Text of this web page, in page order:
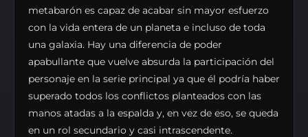
metabarón es capaz de acabar sin mayor esfuerzo
con la vida entera de un planeta e incluso de toda
una galaxia. Hay una diferencia de poder
apabullante que vuelve absurda la participación del
personaje en la serie principal ya que él podría haber
superado todos los conflictos planteados con las
manos atadas a la espalda y, en vez de eso, se queda
en un rol secundario y casi intrascendente.